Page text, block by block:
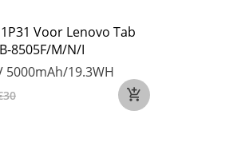
Voor Lenovo Tab
8505F/M/N/I
5000mAh/19.3WH